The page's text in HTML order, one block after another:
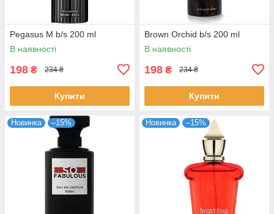
Pegasus M b/s 200 ml
В наявності
198 ₴ 234 ₴
Купити
Brown Orchid b/s 200 ml
В наявності
198 ₴ 234 ₴
Купити
Новинка –15% Новинка –15%